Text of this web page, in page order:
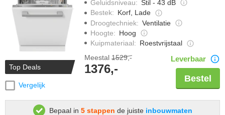
Top Deals
Vergelijk
Geluidsniveau: Stil - 43 dB
Bestek: Korf, Lade
Droogtechniek: Ventilatie
Hoogte: Hoog
Kuipmateriaal: Roestvrijstaal
Meestal 1529,-
1376,-
Leverbaar
Bestel
Bepaal in 5 stappen de juiste inbouwmaten